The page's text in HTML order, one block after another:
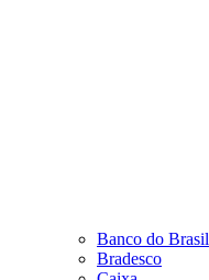
Banco do Brasil
Bradesco